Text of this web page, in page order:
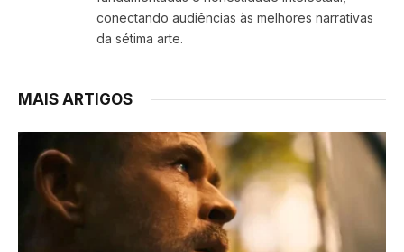
conectando audiências às melhores narrativas
da sétima arte.
MAIS ARTIGOS